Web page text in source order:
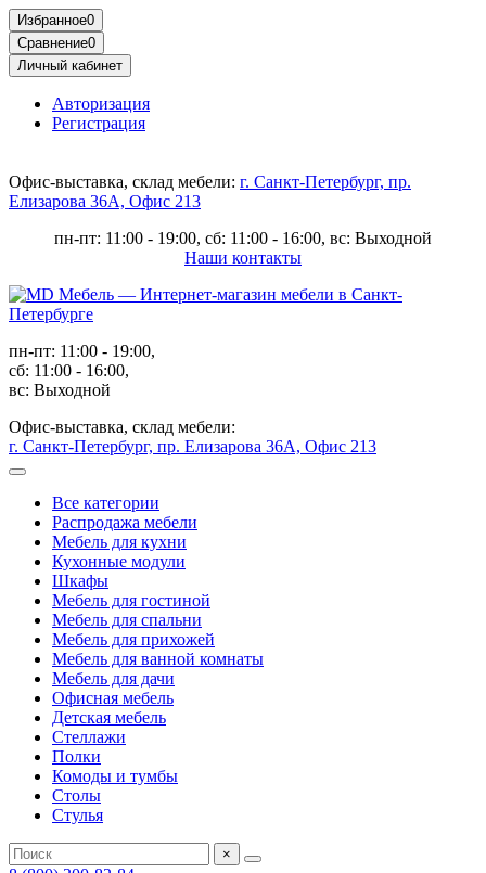
Избранное0
Сравнение0
Личный кабинет
Авторизация
Регистрация
Офис-выставка, склад мебели: г. Санкт-Петербург, пр.
Елизарова 36А, Офис 213
пн-пт: 11:00 - 19:00, сб: 11:00 - 16:00, вс: Выходной
Наши контакты
пн-пт: 11:00 - 19:00,
сб: 11:00 - 16:00,
вс: Выходной
Офис-выставка, склад мебели:
г. Санкт-Петербург, пр. Елизарова 36А, Офис 213
Все категории
Распродажа мебели
Мебель для кухни
Кухонные модули
Шкафы
Мебель для гостиной
Мебель для спальни
Мебель для прихожей
Мебель для ванной комнаты
Мебель для дачи
Офисная мебель
Детская мебель
Стеллажи
Полки
Комоды и тумбы
Столы
Стулья
×